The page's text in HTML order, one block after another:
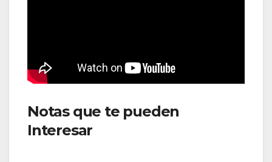
Notas que te pueden
Interesar